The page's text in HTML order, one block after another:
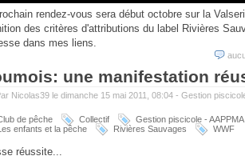
rendez-vous sera début octobre sur la
des critères d'attributions du label Rivières
dans mes liens.
une manifestation
Nicolas39 le dimanche 15 mai 2011, 08:04 - Gestion
de pêche Collectif
Gestion piscicole - AAPPMA
Les enfants et la pêche
Rivières Sauvages WWF
réussite...